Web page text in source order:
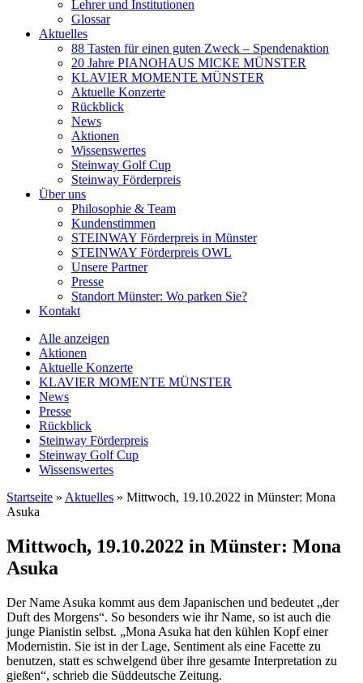
Lehrer und Institutionen
Glossar
Aktuelles
88 Tasten für einen guten Zweck – Spendenaktion
20 Jahre PIANOHAUS MICKE MÜNSTER
KLAVIER MOMENTE MÜNSTER
Aktuelle Konzerte
Rückblick
News
Aktionen
Wissenswertes
Steinway Golf Cup
Steinway Förderpreis
Über uns
Philosophie & Team
Kundenstimmen
STEINWAY Förderpreis in Münster
STEINWAY Förderpreis OWL
Unsere Partner
Presse
Standort Münster: Wo parken Sie?
Kontakt
Alle anzeigen
Aktionen
Aktuelle Konzerte
KLAVIER MOMENTE MÜNSTER
News
Presse
Rückblick
Steinway Förderpreis
Steinway Golf Cup
Wissenswertes
Startseite » Aktuelles » Mittwoch, 19.10.2022 in Münster: Mona
Asuka
Mittwoch, 19.10.2022 in Münster: Mona
Asuka
Der Name Asuka kommt aus dem Japanischen und bedeutet „der
Duft des Morgens“. So besonders wie ihr Name, so ist auch die
junge Pianistin selbst. „Mona Asuka hat den kühlen Kopf einer
Modernistin. Sie ist in der Lage, Sentiment als eine Facette zu
benutzen, statt es schwelgend über ihre gesamte Interpretation zu
gießen“, schrieb die Süddeutsche Zeitung.